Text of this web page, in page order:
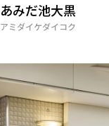
あみだ池大黒
アミダイケダイコク